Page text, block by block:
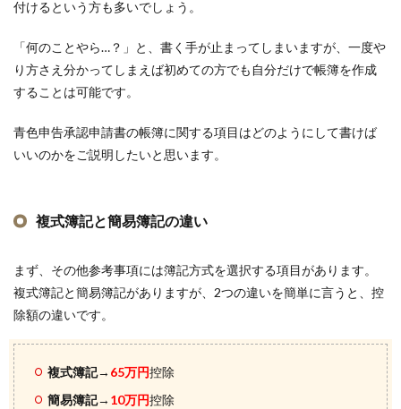
付けるという方も多いでしょう。
「何のことやら…？」と、書く手が止まってしまいますが、一度や
り方さえ分かってしまえば初めての方でも自分だけで帳簿を作成
することは可能です。
青色申告承認申請書の帳簿に関する項目はどのようにして書けば
いいのかをご説明したいと思います。
複式簿記と簡易簿記の違い
まず、その他参考事項には簿記方式を選択する項目があります。
複式簿記と簡易簿記がありますが、2つの違いを簡単に言うと、控
除額の違いです。
複式簿記→ 65万円控除
簡易簿記→ 10万円控除